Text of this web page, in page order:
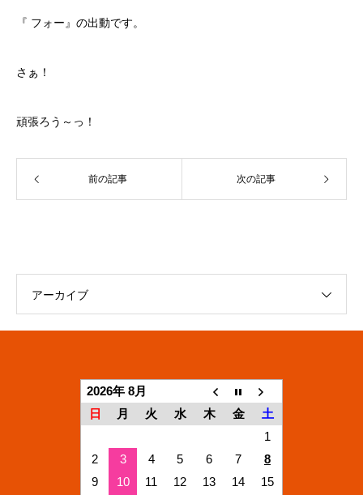
『 フォー』の出動です。
さぁ！
頑張ろう～っ！
前の記事 次の記事
アーカイブ
2026年 8月
日
月 火 水 木 金
土
1
2
3 4 5 6 7
8
9
10 11 12 13 14
15